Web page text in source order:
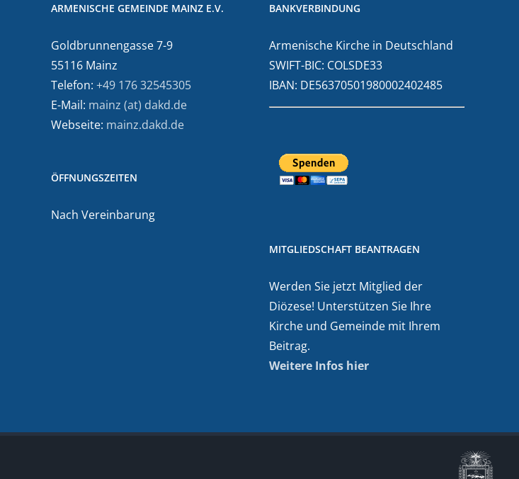
ARMENISCHE GEMEINDE MAINZ E.V.
Goldbrunnengasse 7-9
55116 Mainz
Telefon: +49 176 32545305
E-Mail: mainz (at) dakd.de
Webseite: mainz.dakd.de
ÖFFNUNGSZEITEN
Nach Vereinbarung
BANKVERBINDUNG
Armenische Kirche in Deutschland
SWIFT-BIC: COLSDE33
IBAN: DE56370501980002402485
MITGLIEDSCHAFT BEANTRAGEN
Werden Sie jetzt Mitglied der
Diözese! Unterstützen Sie Ihre
Kirche und Gemeinde mit Ihrem
Beitrag.
Weitere Infos hier